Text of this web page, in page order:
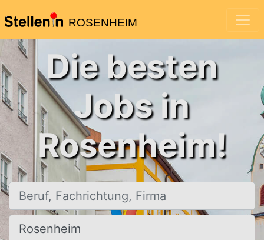
ROSENHEIM
Die besten
Jobs in
Rosenheim!
Beruf, Fachrichtung, Firma
Ort, Stadt